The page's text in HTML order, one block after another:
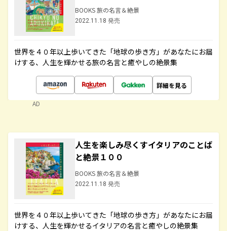
BOOKS 旅の名言＆絶景
2022.11.18 発売
世界を４０年以上歩いてきた「地球の歩き方」があなたにお届
けする、人生を輝かせる旅の名言と癒やしの絶景集
詳細を見る
AD
人生を楽しみ尽くすイタリアのことば
と絶景１００
BOOKS 旅の名言＆絶景
2022.11.18 発売
世界を４０年以上歩いてきた「地球の歩き方」があなたにお届
けする、人生を輝かせるイタリアの名言と癒やしの絶景集